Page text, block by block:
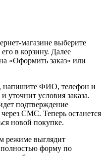
магазине выберите
в корзину. Далее
«Оформить заказ» или
напишите ФИО, телефон и
уточнит условия заказа.
подтверждение
СМС. Теперь останется
новой покупке.
режиме выглядит
форму по